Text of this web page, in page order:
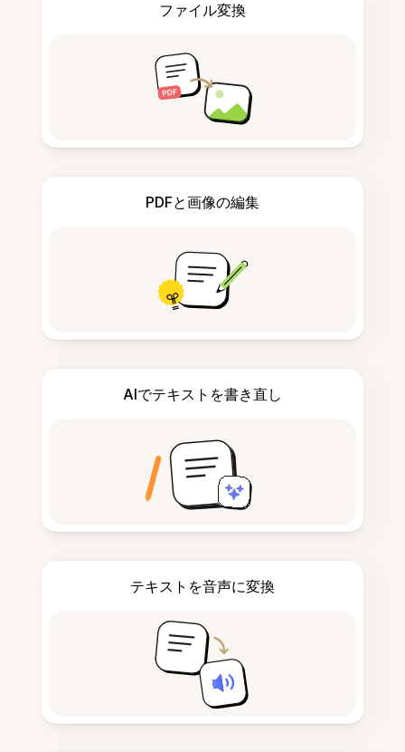
ファイル変換
PDFと画像の編集
AIでテキストを書き直し
テキストを音声に変換